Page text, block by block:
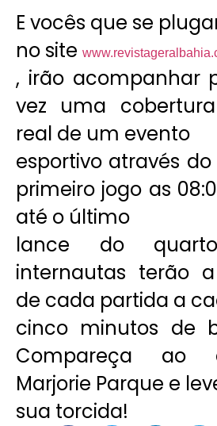
E vocês que se
no site
, irão acompanhar
vez uma
real de um evento
esportivo através do
primeiro jogo as
até o último
lance do
internautas terão
de cada partida a
cinco minutos de
Compareça ao
Marjorie Parque e
sua torcida!